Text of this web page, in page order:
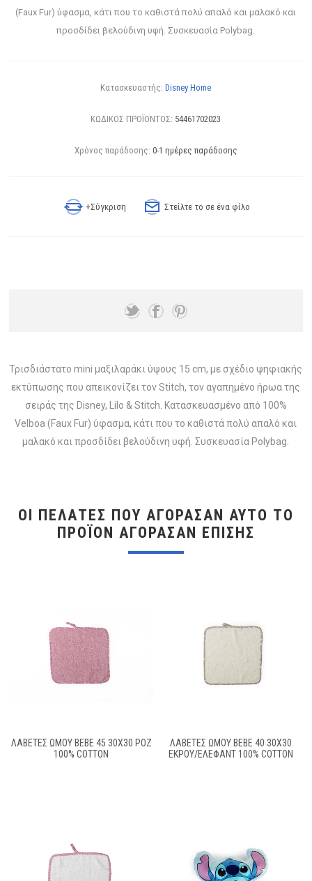
(Faux Fur) ύφασμα, κάτι που το καθιστά πολύ απαλό και μαλακό και
προσδίδει βελούδινη υφή. Συσκευασία Polybag.
Κατασκευαστής: Disney Home
ΚΩΔΙΚΟΣ ΠΡΟΪΟΝΤΟΣ: 54461702023
Χρόνος παράδοσης: 0-1 ημέρες παράδοσης
+Σύγκριση Στείλτε το σε ένα φίλο
Τρισδιάστατο mini μαξιλαράκι ύψους 15 cm, με σχέδιο ψηφιακής
εκτύπωσης που απεικονίζει τον Stitch, τον αγαπημένο ήρωα της
σειράς της Disney, Lilo & Stitch. Κατασκευασμένο από 100%
Velboa (Faux Fur) ύφασμα, κάτι που το καθιστά πολύ απαλό και
μαλακό και προσδίδει βελούδινη υφή. Συσκευασία Polybag.
ΟΙ ΠΕΛΆΤΕΣ ΠΟΥ ΑΓΌΡΑΣΑΝ ΑΥΤΌ ΤΟ
ΠΡΟΪΌΝ ΑΓΌΡΑΣΑΝ ΕΠΊΣΗΣ
ΛΑΒΕΤΕΣ ΩΜΟΥ BEBE 45 30X30 ΡΟΖ
100% COTTON
ΛΑΒΕΤΕΣ ΩΜΟΥ BEBE 40 30X30
ΕΚΡΟΎ/ΈΛΕΦΑΝΤ 100% COTTON